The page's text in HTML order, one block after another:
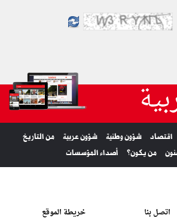
اقتصاد شؤون وطنية شؤون عربية
من التاريخ
من يكون؟ أصداء المؤسسات
اتصل بنا خريطة الموقع